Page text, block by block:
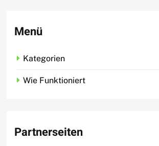
Menü
Kategorien
Wie Funktioniert
Partnerseiten